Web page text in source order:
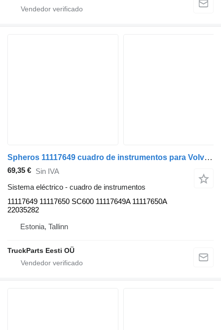
Spheros 11117649 cuadro de instrumentos para Volvo B5LH, B0E (2008-) autobús
69,35 € Sin IVA
Sistema eléctrico - cuadro de instrumentos
11117649 11117650 SC600 11117649A 11117650A
22035282
Estonia, Tallinn
TruckParts Eesti OÜ